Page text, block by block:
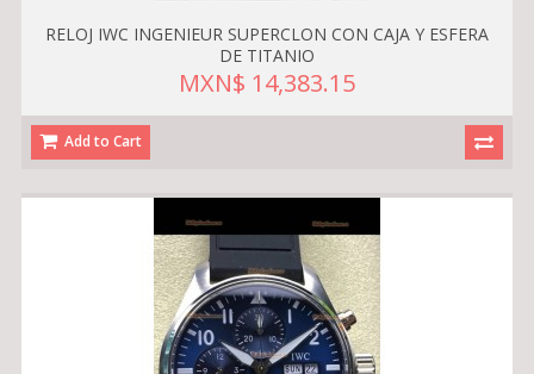
RELOJ IWC INGENIEUR SUPERCLON CON CAJA Y ESFERA
DE TITANIO
MXN$ 14,383.15
Add to Cart